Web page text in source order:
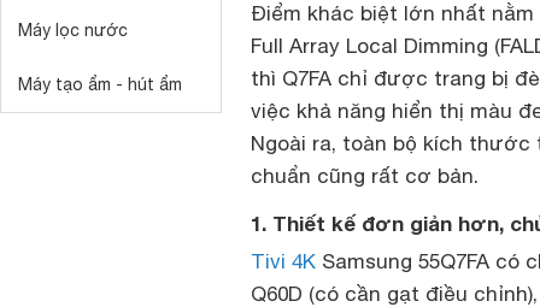
Máy lọc nước
Máy tạo ẩm - hút ẩm
Điểm khác biệt lớn nhất
Full Array Local Dimming
thì Q7FA chỉ được trang bị
việc khả năng hiển thị màu
Ngoài ra, toàn bộ kích
chuẩn cũng rất cơ bản.
1. Thiết kế đơn giản hơn,
Tivi 4K Samsung 55Q7FA
Q60D (có cần gạt điều